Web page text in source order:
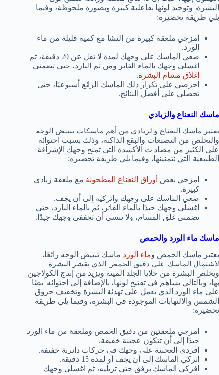
البشرة، وتوحيد لونها بفاعلية كبيرة وبصورة ملحوظة، وفيما
يلي طريقة تحضيره:
امزجي ملعقة كبيرة من النشا مع كمية قليلة من ماء
الورد.
ضعي الماسك على وجهك لمدة لا تقل عن 20 دقيقة، ثم
اغسلي وجهك بالماء الفاتر ومن ثم البارد، حتى تضمني
إغلاق مسام البشرة.
احرصي على تكرار ذلك الماسك الرائع أسبوعيًا، حتى
تحصلي على أفضل النتائج.
ماسك النعناع والزبادي
يعتبر ماسك النعناع والزبادي من أهم ماسكات تبييض الوجه
والتخلص من التصبغات والبقع الداكنة، وذلك بسبب احتوائه
على الكثير من مضادات الأكسدة التي تمنح وجهك الإشراقة
الطبيعية التي تتمنينها، وفيما يلي طريقة تحضيره:
امزجي بعض أوراق النعناع المطحونة مع ملعقة زبادي
كبيرة.
ضعي الماسك على وجهك واتركيه إلى أن يجف.
اغسلي وجهك جيدًا بالماء الفاتر، ثم بالماء البارد، حتى
تضمني غلق المسام، ولا تنسي أن تجففي وجهك جيدًا.
ماسك ماء الورد والحمص
يعتبر ماسك الحمص وماء الورد ماسك تبييض الوجه رائعًا،
لاشتمال الماسك على دقيق الحمص الذي يقشر البشرة
ويخلص البشرة من خلايا الجلد الميتة ويزيد من إنتاج الكولاجين
بها، وبالتالي يساهم في تفتيح لونها، بالإضافة إلى احتوائه أيضًا
على ماء الورد الذي يعمل على تهدئة البشرة وتخفيف حروق
الشمس والالتهابات الموجودة في البشرة، وفيما يلي طريقة
تحضيره:
امزجي ملعقتين من دقيق الحمص وملعقة من ماء الورد
جيدًا إلى أن تتكون عجينة خفيفة.
افردي العجينة على وجهك في حركات دائرية خفيفة.
اتركي الماسك إلى أن يجف أو لمدة 15 دقيقة.
افركي الماسك برفق حتى تزيليه، ثم اغسلي وجهك